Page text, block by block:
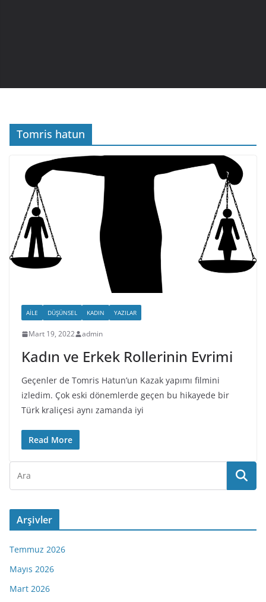
Tomris hatun
AILE DÜŞÜNSEL KADIN YAZILAR
Mart 19, 2022 admin
Kadın ve Erkek Rollerinin Evrimi
Geçenler de Tomris Hatun’un Kazak yapımı filmini
izledim. Çok eski dönemlerde geçen bu hikayede bir
Türk kraliçesi aynı zamanda iyi
Read More
Arşivler
Temmuz 2026
Mayıs 2026
Mart 2026